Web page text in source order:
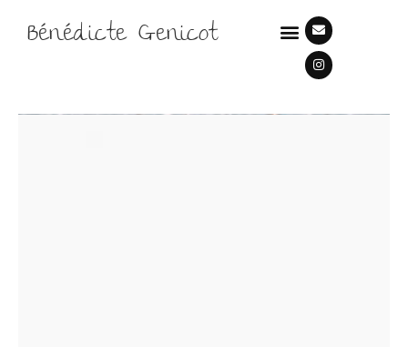
Bénédicte Genicot